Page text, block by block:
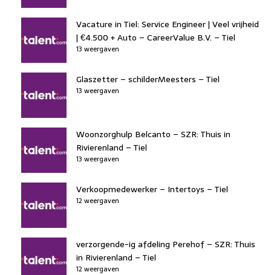
Vacature in Tiel: Service Engineer | Veel vrijheid
| €4.500 + Auto – CareerValue B.V. – Tiel
13 weergaven
Glaszetter – schilderMeesters – Tiel
13 weergaven
Woonzorghulp Belcanto – SZR: Thuis in
Rivierenland – Tiel
13 weergaven
Verkoopmedewerker – Intertoys – Tiel
12 weergaven
verzorgende-ig afdeling Perehof – SZR: Thuis
in Rivierenland – Tiel
12 weergaven